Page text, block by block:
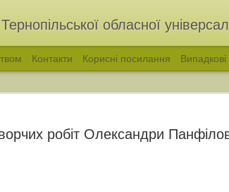
робіт Олександри
обласної
Контакти Корисні посилання Випадкові